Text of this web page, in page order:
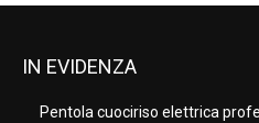
IN EVIDENZA
Pentola cuociriso elettrica